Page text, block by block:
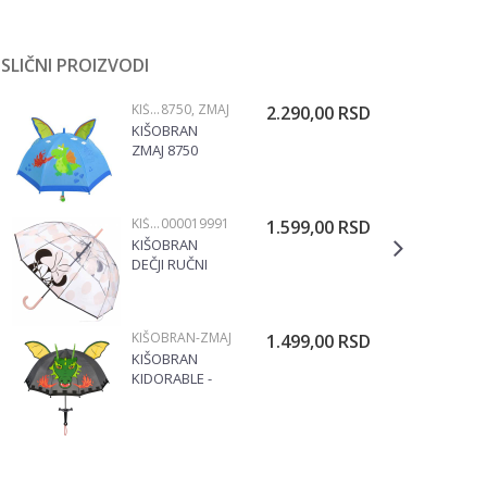
SLIČNI PROIZVODI
KIŠOBRANI8750, ZMAJ
KIŠOBRAN
ZMAJ 8750
2.290,00 RSD
KIŠOBRANI000019991
KIŠOBRAN
DEČJI RUČNI
1.599,00 RSD
KIŠOBRANI
KIŠOBRAN-ZMAJ
KIŠOBRAN
KIDORABLE -
1.499,00 RSD